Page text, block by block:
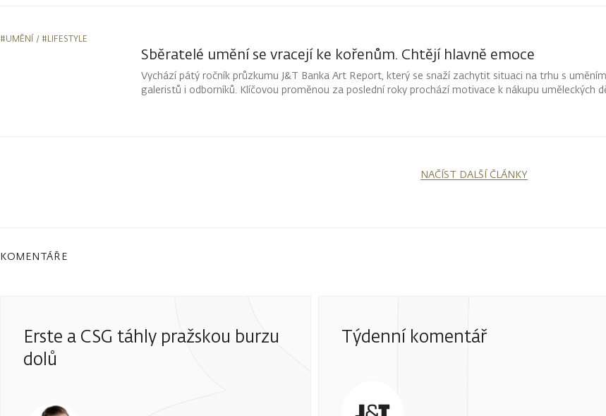
#UMĚNÍ #LIFESTYLE
Sběratelé umění se vracejí ke kořenům. Chtějí hlavně emoce
Vychází pátý ročník průzkumu J&T Banka Art Report, který se snaží zachytit situaci na trhu s
galeristů i odborníků. Klíčovou proměnou za poslední roky prochází motivace k nákupu uměleckých
NAČÍST DALŠÍ ČLÁNKY
KOMENTÁŘE
Erste a CSG táhly pražskou burzu
dolů
Týdenní komentář